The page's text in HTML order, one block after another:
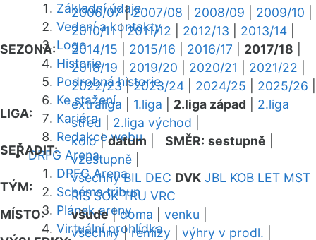
Základní údaje
Vedení a kontakty
Logo
Historie
Podrobná historie
Ke stažení
Kariéra
Redakce webu
DRFG Arena
DRFG Arena
Schéma tribun
Plánek areny
Virtuální prohlídka
SEZONA:
2006/07|2007/08 2008/09 2009/10
2010/11|2011/12 2012/13 2013/14
2014/15
2015/16 2016/17 2017/18
2018/19
2019/20 2020/21 2021/22
2022/23|2023/24 2024/25 2025/26
LIGA:
extraliga 1.liga 2.liga západ
2.liga
střed
2.liga východ
SEŘADIT:
kolo|datum SMĚR: sestupně
vzestupně
TÝM:
všechny BIL DEC DVK JBL KOB LET MST
RIS SOK TRU VRC
MÍSTO:
všude|doma venku
všechny|remízy výhry v prodl.